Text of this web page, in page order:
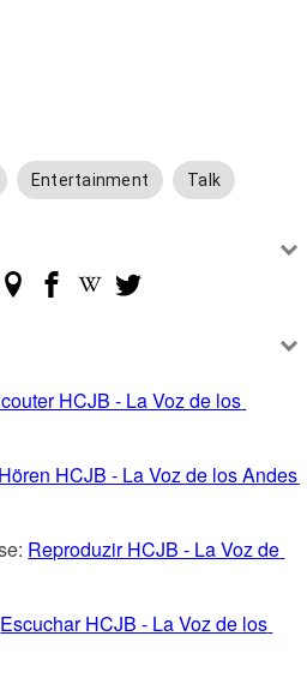
Entertainment Talk
HCJB - La Voz de los
Hören HCJB - La Voz de los Andes
Reproduzir HCJB - La Voz de
Escuchar HCJB - La Voz de los